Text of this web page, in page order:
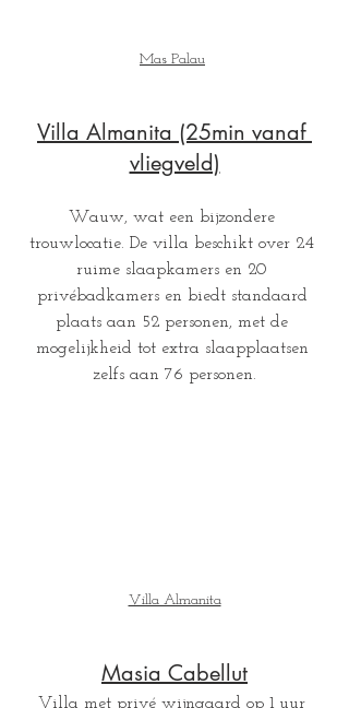
Mas Palau
Villa Almanita (25min vanaf
vliegveld)
Wauw, wat een bijzondere
trouwlocatie. De villa beschikt over 24
ruime slaapkamers en 20
privébadkamers en biedt standaard
plaats aan 52 personen, met de
mogelijkheid tot extra slaapplaatsen
zelfs aan 76 personen.
Villa Almanita
Masia Cabellut
Villa met privé wijngaard op 1 uur